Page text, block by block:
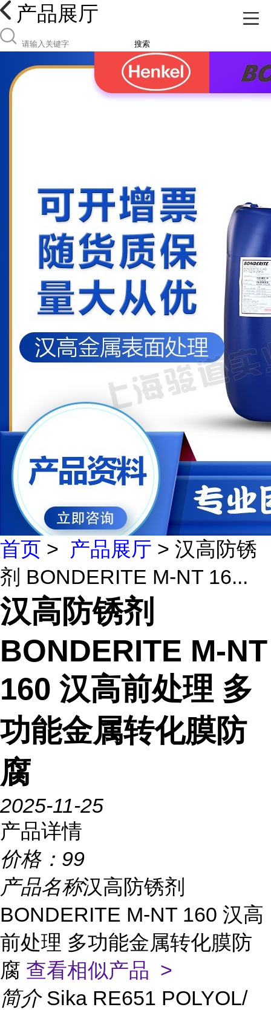
产品展厅
搜索
首页 > 产品展厅 > 汉高防锈
剂 BONDERITE M-NT 16...
汉高防锈剂
BONDERITE M-NT
160 汉高前处理 多
功能金属转化膜防
腐
2025-11-25
产品详情
价格： 99
产品名称汉高防锈剂
BONDERITE M-NT 160 汉高
前处理 多功能金属转化膜防
腐 查看相似产品 >
简介 Sika RE651 POLYOL/